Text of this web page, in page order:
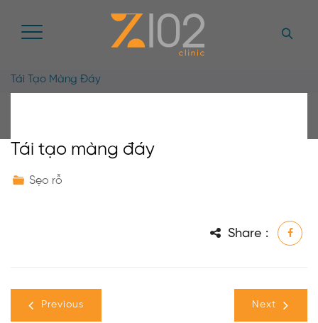
Tái Tạo Màng Đáy
Tái tạo màng đáy
Sẹo rỗ
Share :
Previous Next